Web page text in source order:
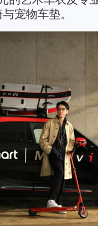
宠物车垫。